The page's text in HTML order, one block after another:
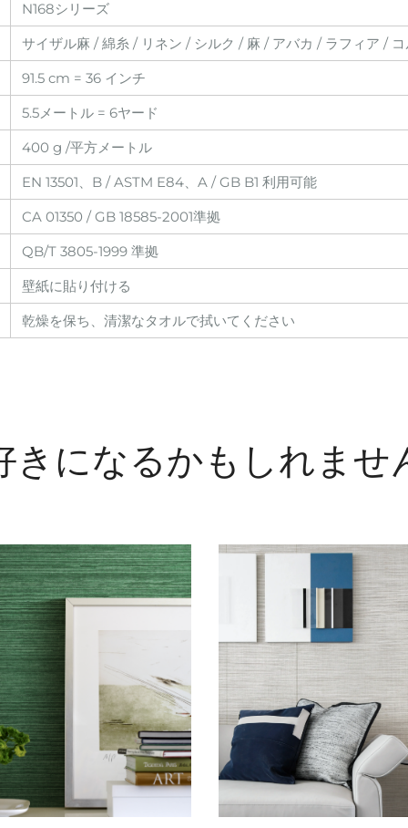
N168シリーズ
サイザル麻 / 綿糸 / リネン / シルク / 麻 / アバカ / ラフィア /
91.5 cm = 36 インチ
5.5メートル = 6ヤード
400 g /平方メートル
EN 13501、B / ASTM E84、A / GB B1 利用可能
CA 01350 / GB 18585-2001準拠
QB/T 3805-1999 準拠
壁紙に貼り付ける
乾燥を保ち、清潔なタオルで拭いてください
きになるかもしれませ